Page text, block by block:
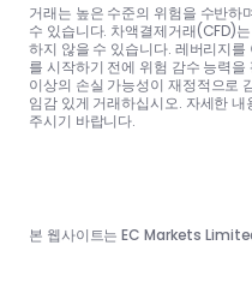
거래는 높은 수준의 위험을 수반하
수 있습니다. 차액결제거래(CFD)
하지 않을 수 있습니다. 레버리지
를 시작하기 전에 위험 감수 능력
이상의 손실 가능성이 재정적으로
임감 있게 거래하십시오. 자세한 내
주시기 바랍니다.
본 웹사이트는 EC Markets